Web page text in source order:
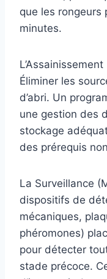
que les rongeurs
minutes.
Éliminer les
d’abri. Un
une gestion des
stockage
des prérequis
La Surveillance
dispositifs de
mécaniques,
phéromones)
pour détecter
stade précoce.